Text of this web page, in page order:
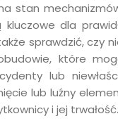
stan
kluczowe dla
sprawdzić, czy
które
lub
lub luźny
i jej trwałość.